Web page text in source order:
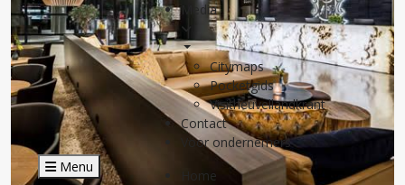
Menu
Media
Citymaps
Pocketgids
Visitheuvellandkrant
Contact
Voor ondernemers
Home